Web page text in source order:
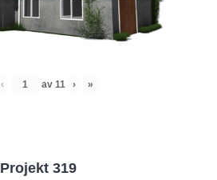
‹ av 11 › »
Projekt 319